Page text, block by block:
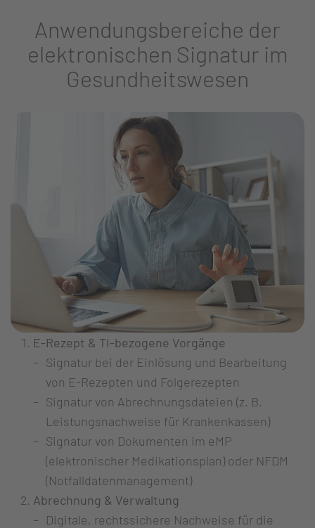
Anwendungsbereiche der
elektronischen Signatur im
Gesundheitswesen
E-Rezept & TI-bezogene Vorgänge
Signatur bei der Einlösung und Bearbeitung
von E-Rezepten und Folgerezepten
Signatur von Abrechnungsdateien (z. B.
Leistungsnachweise für Krankenkassen)
Signatur von Dokumenten im eMP
(elektronischer Medikationsplan) oder NFDM
(Notfalldatenmanagement)
Abrechnung & Verwaltung
Digitale, rechtssichere Nachweise für die